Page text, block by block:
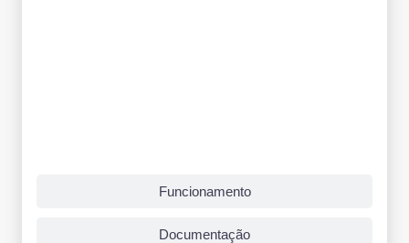
Funcionamento
Documentação